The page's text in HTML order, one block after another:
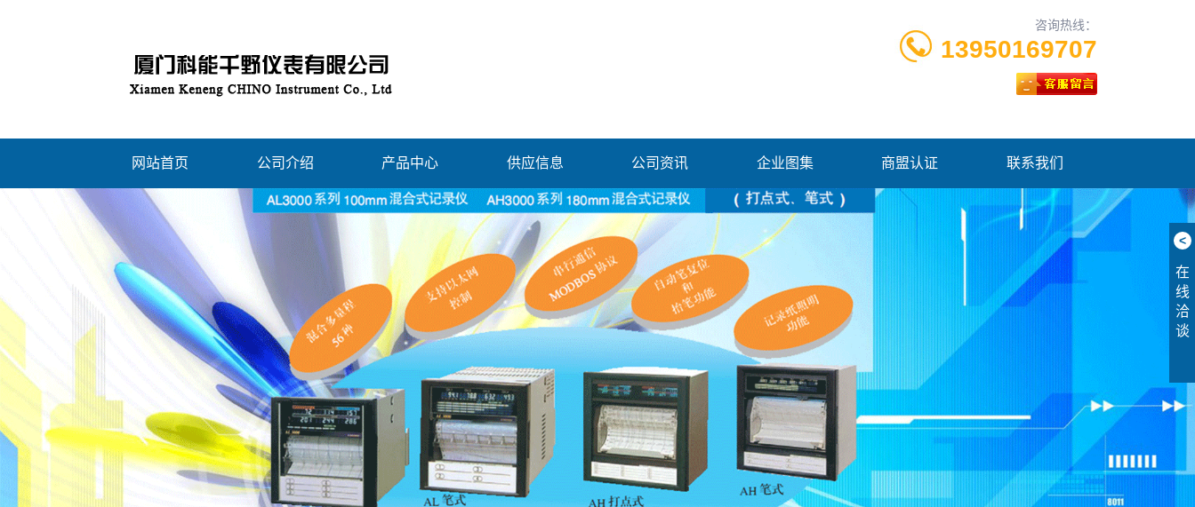
咨询热线：
13950169707
网站首页 公司介绍 产品中心 供应信息 公司资讯 企业图集 商盟认证 联系我们
<
在
线
洽
谈